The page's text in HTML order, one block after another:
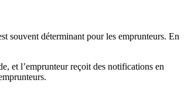
souvent déterminant pour les emprunteurs. En
et l’emprunteur reçoit des notifications en